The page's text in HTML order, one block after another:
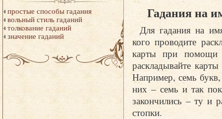
простые способы гадания
вольный стиль гаданий
толкование гаданий
значение гаданий
Гадания на
Для гадания на
кого проводите
карты при помощи
раскладывайте
Например, семь
них – семь и так
закончились – ту и
стопки.